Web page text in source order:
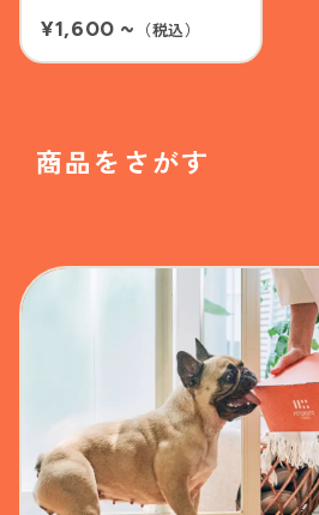
¥1,600 ~ （税込）
商品をさがす